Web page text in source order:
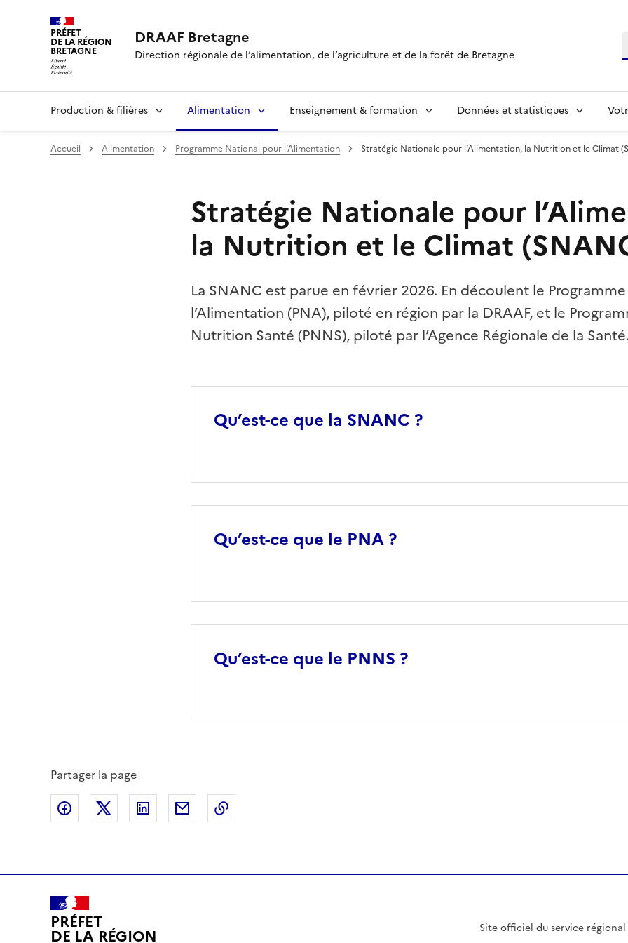
PRÉFET
DE LA RÉGION
BRETAGNE
DRAAF Bretagne
Direction régionale de l’alimentation, de l’agriculture et de la forêt de Bretagne
Production & filières Alimentation Enseignement & formation Données et statistiques
Accueil Alimentation Programme National pour l’Alimentation Stratégie Nationale pour l’Alimentation, la Nutrition et le Climat
Stratégie Nationale pour
la Nutrition et le Climat
La SNANC est parue en février 2026. En découlent le
l’Alimentation (PNA), piloté en région par la DRAAF, et le
Nutrition Santé (PNNS), piloté par l’Agence Régionale de la
Qu’est-ce que la SNANC ?
Qu’est-ce que le PNA ?
Qu’est-ce que le PNNS ?
Partager la page
Partager sur Facebook
Partager sur X (anciennement Twitter)
Partager sur LinkedIn
Partager par email
PRÉFET
DE LA RÉGION Site officiel du service